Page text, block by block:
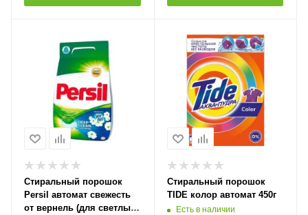
Стиральный порошок
Persil автомат свежесть
от вернель (для светлых
Стиральный порошок
TIDE колор автомат 450г
Есть в наличии